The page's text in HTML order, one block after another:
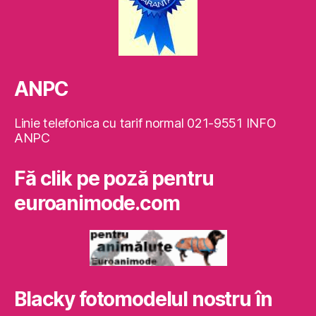
ANPC
Linie telefonica cu tarif normal 021-9551 INFO
ANPC
Fă clik pe poză pentru
euroanimode.com
Blacky fotomodelul nostru în